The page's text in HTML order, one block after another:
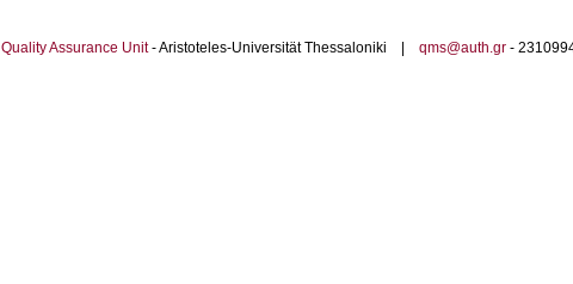
Quality Assurance Unit- Aristoteles-Universität Thessaloniki | qms@auth.gr -